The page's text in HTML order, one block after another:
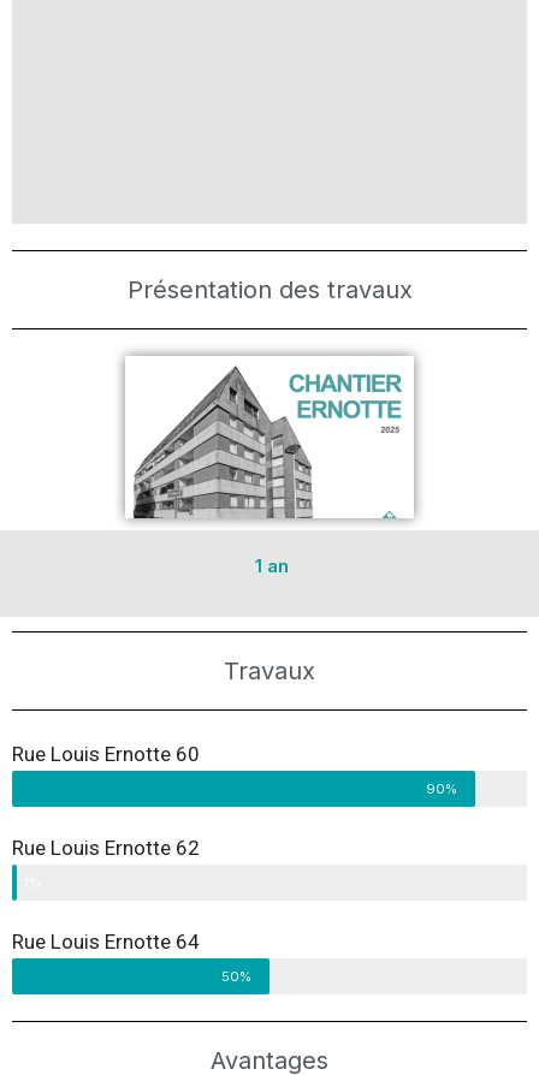
Présentation des travaux
1 an
Travaux
Rue Louis Ernotte 60
90%
Rue Louis Ernotte 62
Rue Louis Ernotte 64
50%
Avantages